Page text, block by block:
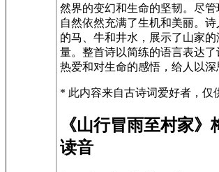
然界的变幻和生命的坚韧。尽
自然依然充满了生机和美丽。
的马、牛和井水，展示了山家
量。整首诗以简练的语言表达
热爱和对生命的感悟，给人以深
* 此内容来自古诗词爱好者，仅
《山行冒雨至村家》
读音